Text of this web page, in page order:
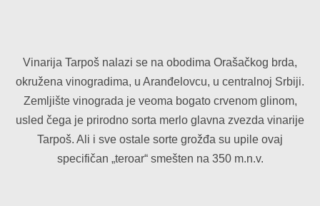
Vinarija Tarpoš nalazi se na obodima Orašačkog brda,
okružena vinogradima, u Aranđelovcu, u centralnoj Srbiji.
Zemljište vinograda je veoma bogato crvenom glinom,
usled čega je prirodno sorta merlo glavna zvezda vinarije
Tarpoš. Ali i sve ostale sorte grožđa su upile ovaj
specifičan „teroar“ smešten na 350 m.n.v.